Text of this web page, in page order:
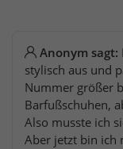
Anonym sagt:
stylisch aus und
Nummer größer
Barfußschuhen,
Also musste ich
Aber jetzt bin ich